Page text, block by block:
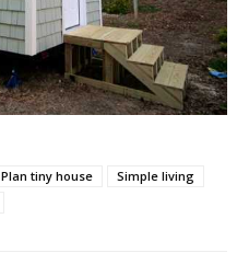
Plan tiny house
Simple living